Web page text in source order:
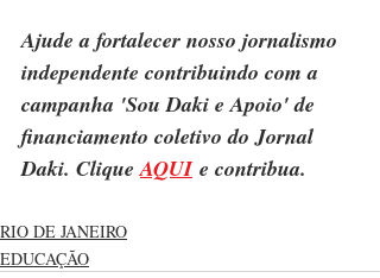
Ajude a fortalecer nosso jornalismo
independente contribuindo com a
campanha 'Sou Daki e Apoio' de
financiamento coletivo do Jornal
Daki. Clique AQUI e contribua.
RIO DE JANEIRO
EDUCAÇÃO